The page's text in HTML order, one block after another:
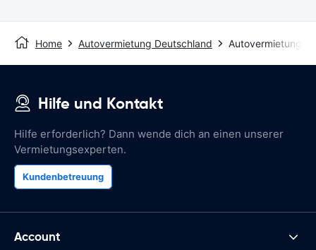
Home Autovermietung Deutschland Autovermietung
Hilfe und Kontakt
Hilfe erforderlich? Dann wende dich an einen unserer
Vermietungsexperten.
Kundenbetreuung
Account